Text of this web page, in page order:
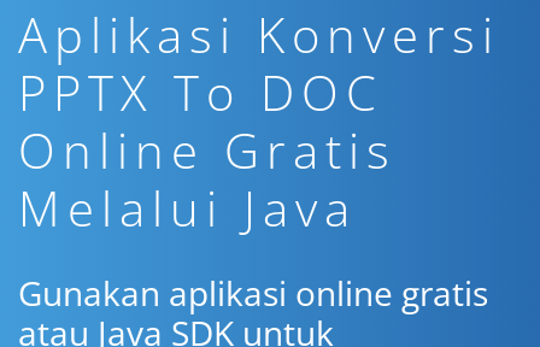
Aplikasi Konversi
PPTX To DOC
Online Gratis
Melalui Java
Gunakan aplikasi online gratis
atau Java SDK untuk